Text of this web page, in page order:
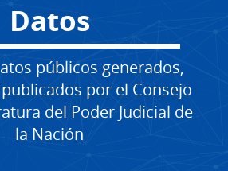
Datos
públicos generados,
por el Consejo
del Poder Judicial de
la Nación